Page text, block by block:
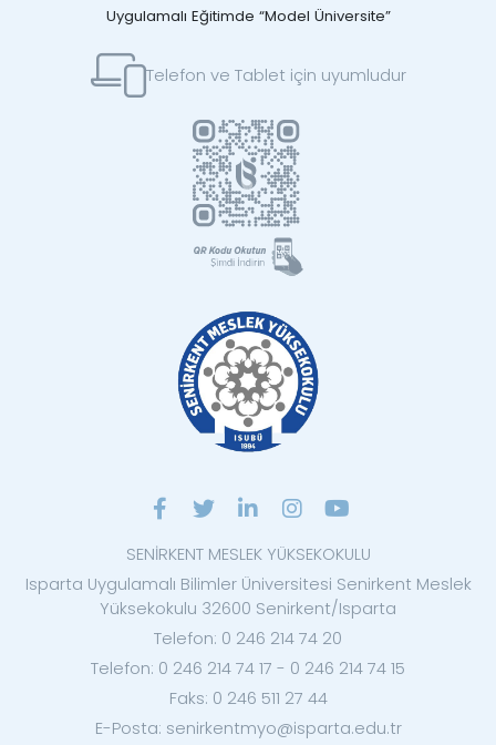
Uygulamalı Eğitimde “Model Üniversite”
Telefon ve Tablet için uyumludur
SENİRKENT MESLEK YÜKSEKOKULU
Isparta Uygulamalı Bilimler Üniversitesi Senirkent Meslek
Yüksekokulu 32600 Senirkent/Isparta
Telefon: 0 246 214 74 20
Telefon: 0 246 214 74 17 - 0 246 214 74 15
Faks: 0 246 511 27 44
E-Posta: senirkentmyo@isparta.edu.tr